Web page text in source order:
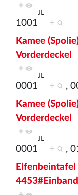
+
1001
JL
+
Kamee
Vorderdeckel
+
0001
JL
+ ,
Kamee
Vorderdeckel
+
0001
JL
+ ,
Elfenbeintafel